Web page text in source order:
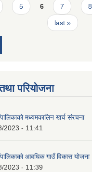
5 6 7 8
last »
परियोजना
मध्यमकालिन खर्च संरचना
2023 - 11:41
आवधिक गाउँ विकास योजना
2023 - 11:39